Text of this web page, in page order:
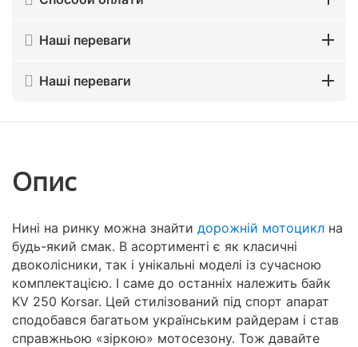
Наші переваги
Наші переваги
Опис
Нині на ринку можна знайти дорожній мотоцикл на
будь-який смак. В асортименті є як класичні
двоколісники, так і унікальні моделі із сучасною
комплектацією. І саме до останніх належить байк
KV 250 Korsar. Цей стилізований під спорт апарат
сподобався багатьом українським райдерам і став
справжньою «зіркою» мотосезону. Тож давайте